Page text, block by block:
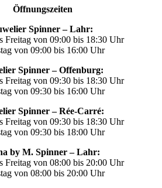
Öffnungszeiten
Spinner – Lahr:
Freitag von 09:00 bis 18:30 Uhr
von 09:00 bis 16:00 Uhr
Spinner – Offenburg:
Freitag von 09:30 bis 18:30 Uhr
von 09:30 bis 16:00 Uhr
Spinner – Rée-Carré:
Freitag von 09:30 bis 18:30 Uhr
von 09:30 bis 18:00 Uhr
by M. Spinner – Lahr:
Freitag von 08:00 bis 20:00 Uhr
von 08:00 bis 20:00 Uhr